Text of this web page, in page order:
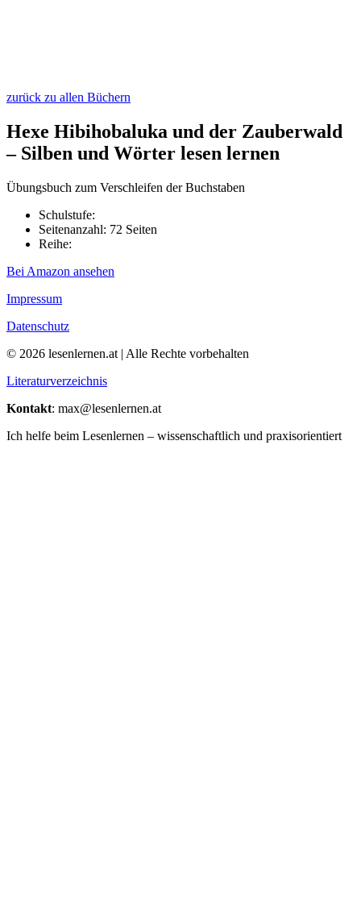
zurück zu allen Büchern
Hexe Hibihobaluka und der Zauberwald
– Silben und Wörter lesen lernen
Übungsbuch zum Verschleifen der Buchstaben
Schulstufe:
Seitenanzahl: 72 Seiten
Reihe:
Bei Amazon ansehen
Impressum
Datenschutz
© 2026 lesenlernen.at | Alle Rechte vorbehalten
Literaturverzeichnis
Kontakt: max@lesenlernen.at
Ich helfe beim Lesenlernen – wissenschaftlich und praxisorientiert